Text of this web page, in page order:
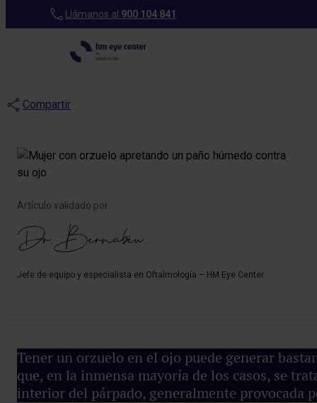
Llámanos al 900 104 841
Orzuelo en el ojo:
causas, tipos y tratamiento
Compartir
Tener un orzuelo en el ojo puede generar
que, en la inmensa mayoría de los casos, se
interior del párpado, generalmente provocada
Artículo validado por
Dr. Bernabéu
Jefe de equipo y especialista en Oftalmología – HM Eye Center